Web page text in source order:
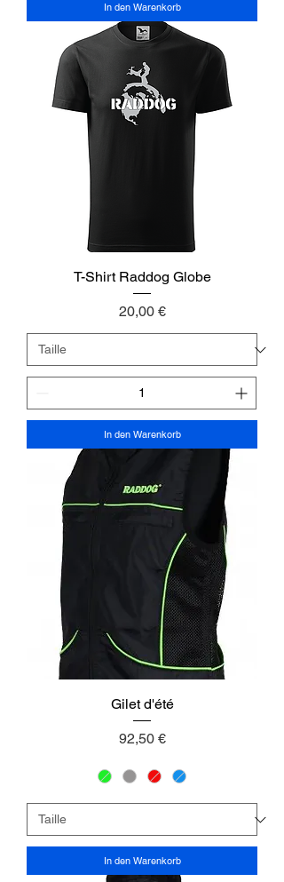
In den Warenkorb
T-Shirt Raddog Globe
Preis
20,00 €
In den Warenkorb
Gilet d'été
Preis
92,50 €
In den Warenkorb